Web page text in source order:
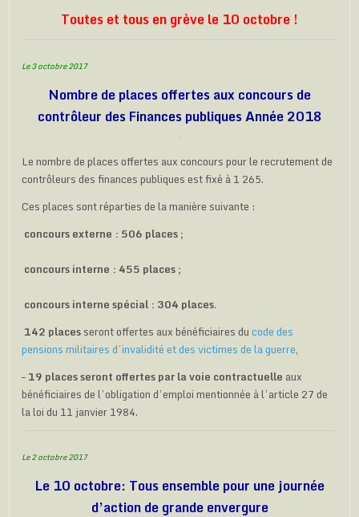
Toutes et tous en grève le 10 octobre !
Le 3 octobre 2017
Nombre de places offertes aux concours de
contrôleur des Finances publiques Année 2018
Le nombre de places offertes aux concours pour le recrutement de
contrôleurs des finances publiques est fixé à 1 265.
Ces places sont réparties de la manière suivante :
concours externe : 506 places ;
concours interne : 455 places ;
concours interne spécial : 304 places.
142 placesseront offertes aux bénéficiaires ducode des
pensions militaires d’invalidité et des victimes de la guerre,
–19 places seront offertes par la voie contractuelle aux
bénéficiaires de l’obligation d’emploi mentionnée à l’article 27 de
la loi du 11 janvier 1984.
Le 2 octobre 2017
Le 10 octobre: Tous ensemble pour une journée
d’action de grande envergure